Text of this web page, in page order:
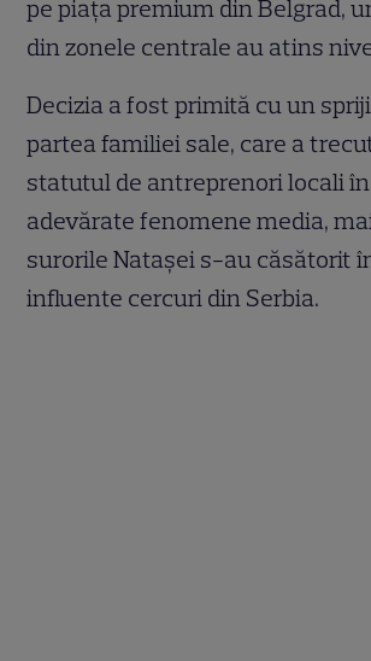
pe piața premium din Belgrad,
din zonele centrale au atins
Decizia a fost primită cu un
partea familiei sale, care a
statutul de antreprenori locali
adevărate fenomene media,
surorile Natașei s-au căsătorit
influente cercuri din Serbia.